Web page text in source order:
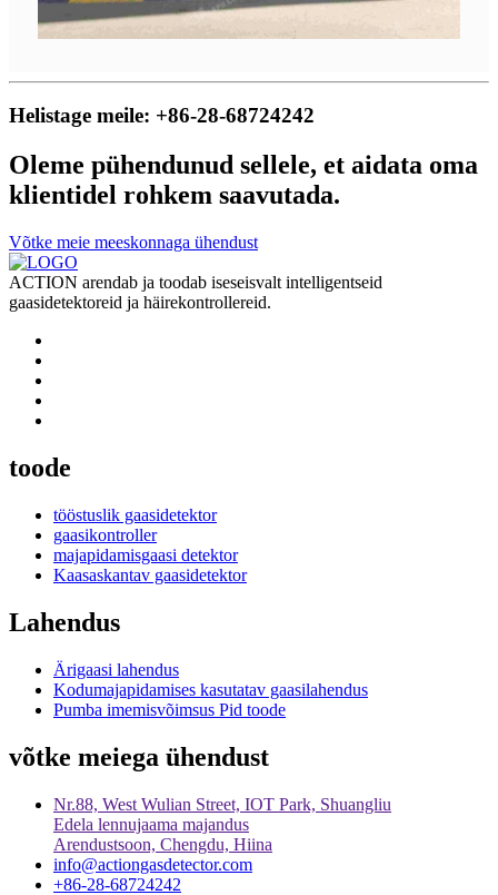
Helistage meile: +86-28-68724242
Oleme pühendunud sellele, et aidata oma
klientidel rohkem saavutada.
Võtke meie meeskonnaga ühendust
ACTION arendab ja toodab iseseisvalt intelligentseid
gaasidetektoreid ja häirekontrollereid.
toode
tööstuslik gaasidetektor
gaasikontroller
majapidamisgaasi detektor
Kaasaskantav gaasidetektor
Lahendus
Ärigaasi lahendus
Kodumajapidamises kasutatav gaasilahendus
Pumba imemisvõimsus Pid toode
võtke meiega ühendust
Nr.88, West Wulian Street, IOT Park, Shuangliu
Edela lennujaama majandus
Arendustsoon, Chengdu, Hiina
info@actiongasdetector.com
+86-28-68724242